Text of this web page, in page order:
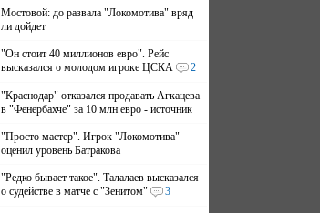
Мостовой: до развала "Локомотива" вряд
ли дойдет
"Он стоит 40 миллионов евро". Рейс
высказался о молодом игроке ЦСКА
2
"Краснодар" отказался продавать Агкацева
в "Фенербахче" за 10 млн евро - источник
"Просто мастер". Игрок "Локомотива"
оценил уровень Батракова
"Редко бывает такое". Талалаев высказался
о судействе в матче с "Зенитом"
3